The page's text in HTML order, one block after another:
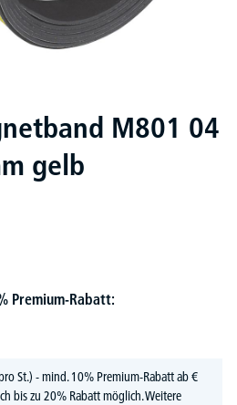
M801 04
gelb
Premium-Rabatt:
St.) - mind. 10% Premium-Rabatt ab €
bis zu 20% Rabatt möglich.Weitere